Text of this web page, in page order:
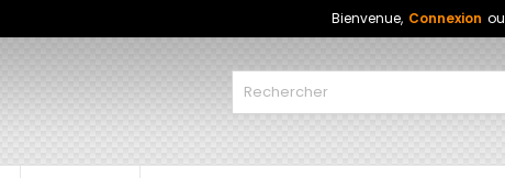
Bienvenue, Connexion ou